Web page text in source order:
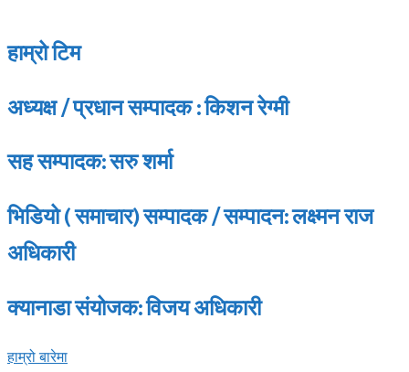
हाम्रो टिम
अध्यक्ष / प्रधान सम्पादक : किशन रेग्मी
सह सम्पादक: सरु शर्मा
भिडियो ( समाचार) सम्पादक / सम्पादन: लक्ष्मन राज
अधिकारी
क्यानाडा संयोजक: विजय अधिकारी
हाम्रो बारेमा